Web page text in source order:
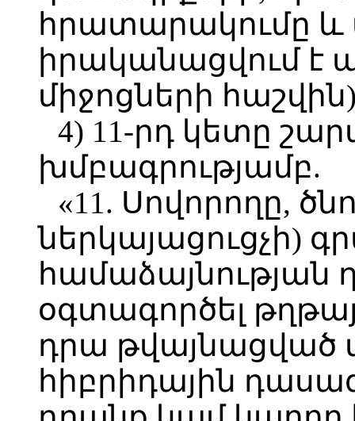
հրատարակումը
իրականացվում է
միջոցների
4) 11-րդ կետը
խմբագրությամբ.
«11. Սովորողը,
ներկայացուցչի)
համաձայնության
օգտագործել
դրա թվայնացված
հիբրիդային